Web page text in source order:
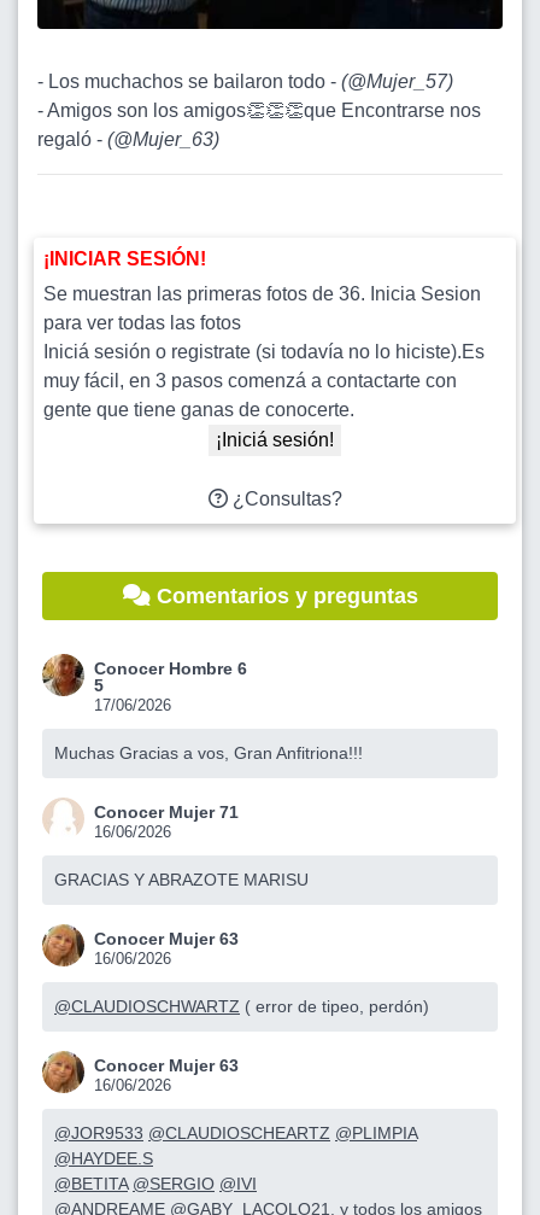
- Los muchachos se bailaron todo - (@Mujer_57)
- Amigos son los amigos👏👏👏que Encontrarse nos
regaló - (@Mujer_63)
¡INICIAR SESIÓN!
Se muestran las primeras fotos de 36. Inicia Sesion
para ver todas las fotos
Iniciá sesión o registrate (si todavía no lo hiciste).Es
muy fácil, en 3 pasos comenzá a contactarte con
gente que tiene ganas de conocerte.
¡Iniciá sesión!
¿Consultas?
Comentarios y preguntas
Conocer Hombre 6
5
17/06/2026
Muchas Gracias a vos, Gran Anfitriona!!!
Conocer Mujer 71
16/06/2026
GRACIAS Y ABRAZOTE MARISU
Conocer Mujer 63
16/06/2026
@CLAUDIOSCHWARTZ ( error de tipeo, perdón)
Conocer Mujer 63
16/06/2026
@JOR9533 @CLAUDIOSCHEARTZ @PLIMPIA
@HAYDEE.S
@BETITA @SERGIO @IVI
@ANDREAME @GABY_LACOLO21.
y todos los amigos